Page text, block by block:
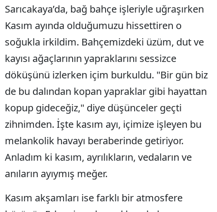
Samsun
Siirt
Sivas
Tekirdağ
Tokat
Trabzon
Van
Sarıcakaya’da, bağ bahçe işleriyle uğraşırken
Kasım ayında olduğumuzu hissettiren o
soğukla irkildim. Bahçemizdeki üzüm, dut ve
kayısı ağaçlarının yapraklarını sessizce
döküşünü izlerken içim burkuldu. "Bir gün biz
de bu dalından kopan yapraklar gibi hayattan
kopup gideceğiz," diye düşünceler geçti
zihnimden. İşte kasım ayı, içimize işleyen bu
melankolik havayı beraberinde getiriyor.
Anladım ki kasım, ayrılıkların, vedaların ve
anıların ayıymış meğer.
Kasım akşamları ise farklı bir atmosfere